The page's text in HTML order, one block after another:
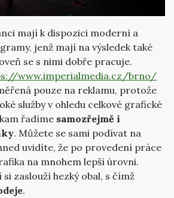
mají k dispozici moderní a
jenž mají na výsledek také
se s nimi dobře pracuje.
www.imperialmedia.cz/brno/
pouze na reklamu, protože
služby v ohledu celkové grafické
řadíme samozřejmě i
. Můžete se sami podívat na
uvidíte, že po provedení práce
na mnohem lepší úrovni.
zaslouží hezký obal, s čímž
.